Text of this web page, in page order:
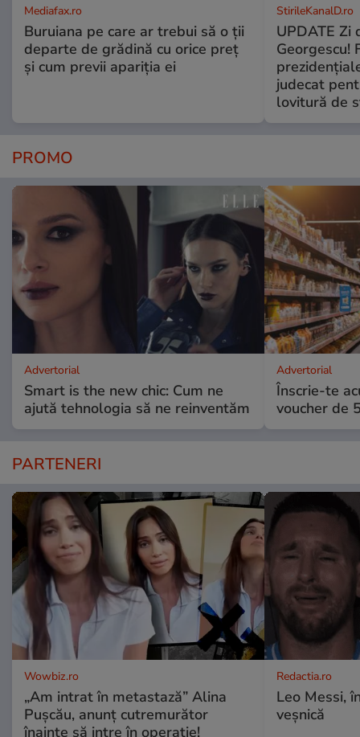
Mediafax.ro
Buruiana pe care ar trebui să o ții
departe de grădină cu orice preț
și cum previi apariția ei
StirileKanalD.ro
UPDATE Zi
Georgescu!
judecat
lovitură de
PROMO
Advertorial
Smart is the new chic: Cum ne
ajută tehnologia să ne reinventăm
Advertorial
Înscrie-te
voucher de
PARTENERI
Wowbiz.ro
„Am intrat în metastază” Alina
Pușcău, anunț cutremurător
înainte să intre în operație!
Redactia.ro
Leo Messi,
veșnică